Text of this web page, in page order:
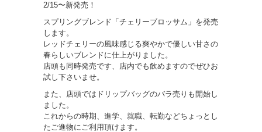
2/15〜新発売！
スプリングブレンド「チェリーブロッサム」を発売
します。
レッドチェリーの風味感じる爽やかで優しい甘さの
春らしいブレンドに仕上がりました。
店頭も同時発売です、店内でも飲めますのでぜひお
試し下さいませ。
また、店頭ではドリップバッグのバラ売りも開始し
ました。
これからの時期、進学、就職、転勤などちょっとし
たご進物にご利用頂けます。